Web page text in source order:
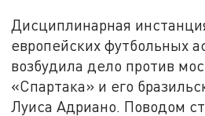
Дисциплинарная
европейских футбольных
возбудила дело против
«Спартака» и его
Луиса Адриано. Поводом